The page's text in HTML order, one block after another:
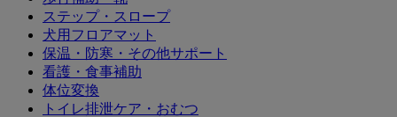
ステップ・スロープ
犬用フロアマット
保温・防寒・その他サポート
看護・食事補助
体位変換
トイレ排泄ケア・おむつ